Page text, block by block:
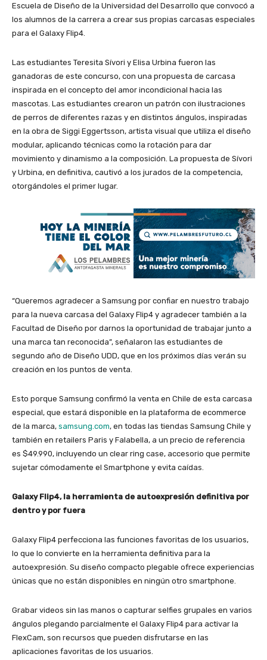
Escuela de Diseño de la Universidad del Desarrollo que convocó a
los alumnos de la carrera a crear sus propias carcasas especiales
para el Galaxy Flip4.
Las estudiantes Teresita Sívori y Elisa Urbina fueron las
ganadoras de este concurso, con una propuesta de carcasa
inspirada en el concepto del amor incondicional hacia las
mascotas. Las estudiantes crearon un patrón con ilustraciones
de perros de diferentes razas y en distintos ángulos, inspiradas
en la obra de Siggi Eggertsson, artista visual que utiliza el diseño
modular, aplicando técnicas como la rotación para dar
movimiento y dinamismo a la composición. La propuesta de Sívori
y Urbina, en definitiva, cautivó a los jurados de la competencia,
otorgándoles el primer lugar.
“Queremos agradecer a Samsung por confiar en nuestro trabajo
para la nueva carcasa del Galaxy Flip4 y agradecer también a la
Facultad de Diseño por darnos la oportunidad de trabajar junto a
una marca tan reconocida”, señalaron las estudiantes de
segundo año de Diseño UDD, que en los próximos días verán su
creación en los puntos de venta.
Esto porque Samsung confirmó la venta en Chile de esta carcasa
especial, que estará disponible en la plataforma de ecommerce
de la marca, samsung.com, en todas las tiendas Samsung Chile y
también en retailers Paris y Falabella, a un precio de referencia
es $49.990, incluyendo un clear ring case, accesorio que permite
sujetar cómodamente el Smartphone y evita caídas.
Galaxy Flip4, la herramienta de autoexpresión definitiva por
dentro y por fuera
Galaxy Flip4 perfecciona las funciones favoritas de los usuarios,
lo que lo convierte en la herramienta definitiva para la
autoexpresión. Su diseño compacto plegable ofrece experiencias
únicas que no están disponibles en ningún otro smartphone.
Grabar videos sin las manos o capturar selfies grupales en varios
ángulos plegando parcialmente el Galaxy Flip4 para activar la
FlexCam, son recursos que pueden disfrutarse en las
aplicaciones favoritas de los usuarios.